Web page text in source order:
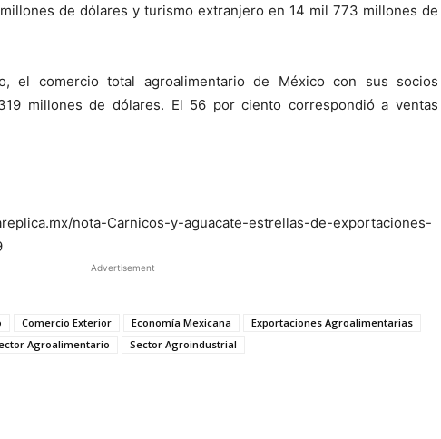
de dólares y turismo extranjero en 14 mil 773 millones de
el comercio total agroalimentario de México con sus socios
millones de dólares. El 56 por ciento correspondió a ventas
nota-Carnicos-y-aguacate-estrellas-de-exportaciones-
Advertisement
Comercio Exterior Economía Mexicana
Exportaciones Agroalimentarias
Agroalimentario Sector Agroindustrial